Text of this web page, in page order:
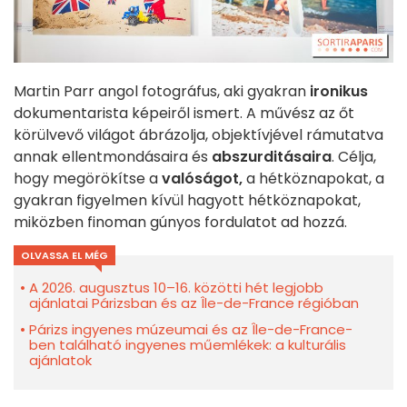
Martin Parr angol fotográfus, aki gyakran ironikus
dokumentarista képeiről ismert. A művész az őt
körülvevő világot ábrázolja, objektívjével rámutatva
annak ellentmondásaira és abszurditásaira. Célja,
hogy megörökítse avalóságot,a hétköznapokat, a
gyakran figyelmen kívül hagyott hétköznapokat,
miközben finoman gúnyos fordulatot ad hozzá.
OLVASSA EL MÉG
A 2026. augusztus 10–16. közötti hét legjobb
ajánlatai Párizsban és az Île-de-France régióban
Párizs ingyenes múzeumai és az Île-de-France-
ben található ingyenes műemlékek: a kulturális
ajánlatok